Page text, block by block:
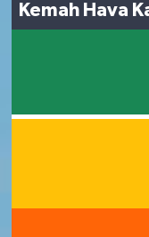
Kemah Hava